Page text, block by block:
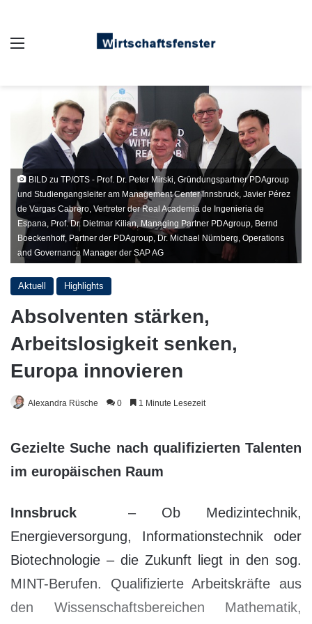
BILD zu TP/OTS - Prof. Dr. Peter Mirski, Gründungspartner PDAgroup
und Studiengangsleiter am Management Center Innsbruck, Javier Pérez
de Vargas Cabrero, Vertreter der Real Academia de Ingenieria de
Espana, Prof. Dr. Dietmar Kilian, Managing Partner PDAgroup, Bernd
Boeckenhoff, Partner der PDAgroup, Dr. Michael Nürnberg, Operations
and Governance Manager der SAP AG
Aktuell Highlights
Absolventen stärken,
Arbeitslosigkeit senken,
Europa innovieren
Alexandra Rüsche 0 1 Minute Lesezeit
Gezielte Suche nach qualifizierten Talenten
im europäischen Raum
Innsbruck – Ob Medizintechnik,
Energieversorgung, Informationstechnik oder
Biotechnologie – die Zukunft liegt in den sog.
MINT-Berufen. Qualifizierte Arbeitskräfte aus
den Wissenschaftsbereichen Mathematik,